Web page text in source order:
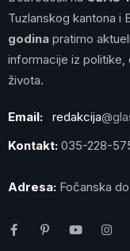
Tuzlanskog kantona i
godina pratimo
informacije iz politike,
života.
Email: redakcija
Kontakt: 035-228-
Adresa: Fočanska